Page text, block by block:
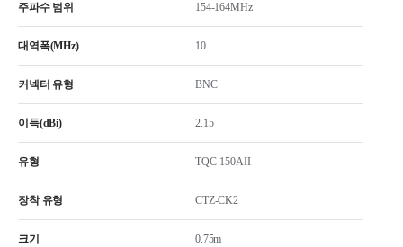
주파수 범위 154-164MHz
대역폭(MHz) 10
커넥터 유형 BNC
이득(dBi) 2.15
유형 TQC-150AII
장착 유형 CTZ-CK2
크기 0.75m